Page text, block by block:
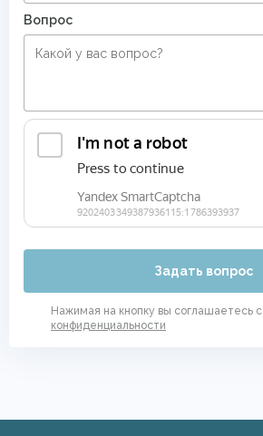
Вопрос
Задать вопрос
Нажимая на кнопку вы соглашаетесь с
конфиденциальности